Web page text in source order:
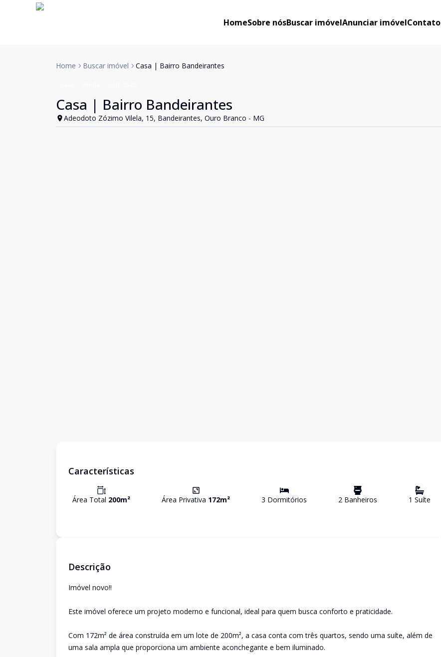
HomeSobre nósBuscar imóvelAnunciar imóvelContato
Home Buscar imóvel Casa | Bairro Bandeirantes
Casa | Bairro Bandeirantes
Adeodoto Zózimo Vilela, 15, Bandeirantes, Ouro Branco - MG
Características
Área Total 200m² Área Privativa 172m² 3 Dormitórios 2 Banheiros 1 Suíte
Descrição
Imóvel novo!!
Este imóvel oferece um projeto moderno e funcional, ideal para quem busca conforto e praticidade.
Com 172m² de área construída em um lote de 200m², a casa conta com três quartos, sendo uma suíte, além de
uma sala ampla que proporciona um ambiente aconchegante e bem iluminado.